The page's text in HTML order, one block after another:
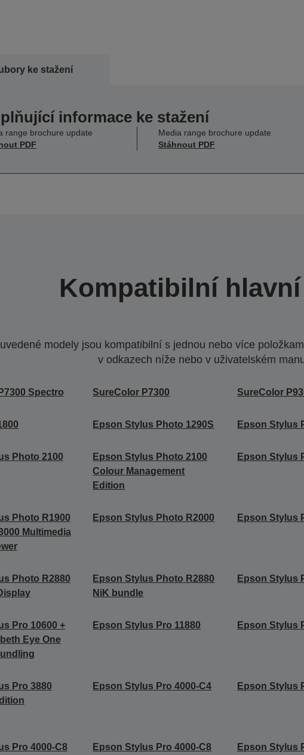
ke stažení
informace ke stažení
range brochure update
PDF
Media range brochure update
Stáhnout PDF
Kompatibilní
modely jsou kompatibilní s jednou nebo více
v odkazech níže nebo v uživatelském
Spectro SureColor P7300 SureColor
Epson Stylus Photo 1290S Epson Stylus
Photo 2100
Epson Stylus Photo 2100
Colour Management
Edition
Epson Stylus
Photo R1900
Multimedia
Epson Stylus Photo R2000 Epson Stylus
Photo R2880
Epson Stylus Photo R2880
NiK bundle
Epson Stylus
Pro 10600 +
Eye One
Epson Stylus Pro 11880 Epson Stylus
Pro 3880
Epson Stylus Pro 4000-C4 Epson Stylus
Pro 4000-C8 Epson Stylus Pro 4000-C8 Epson Stylus